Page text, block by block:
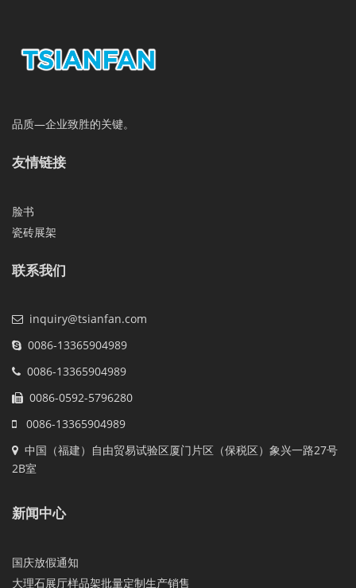
品质—企业致胜的关键。
友情链接
脸书
瓷砖展架
联系我们
inquiry@tsianfan.com
0086-13365904989
0086-13365904989
0086-0592-5796280
0086-13365904989
中国（福建）自由贸易试验区厦门片区（保税区）象兴一路27号
2B室
新闻中心
国庆放假通知
大理石展厅样品架批量定制生产销售